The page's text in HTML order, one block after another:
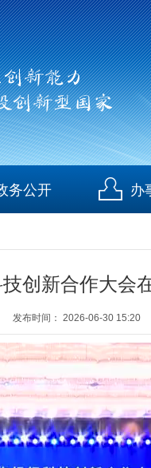
务公开 办
创新合作大会
发布时间： 2026-06-30 15:20